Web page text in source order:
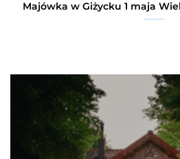
Majówka w Giżycku 1 maja